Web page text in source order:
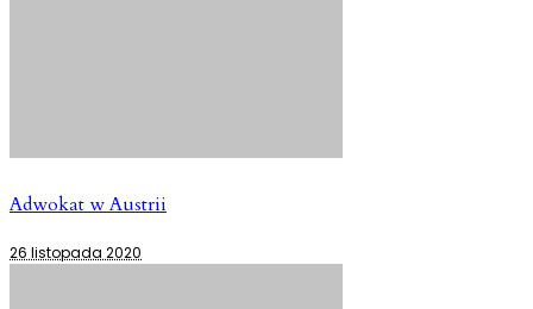
Adwokat w Austrii
26 listopada 2020